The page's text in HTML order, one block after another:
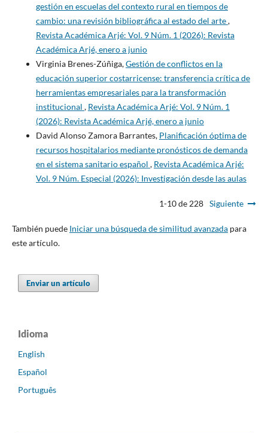
gestión en escuelas del contexto rural en tiempos de
cambio: una revisión bibliográfica al estado del arte,
Revista Académica Arjé: Vol. 9 Núm. 1 (2026): Revista
Académica Arjé, enero a junio
Virginia Brenes-Zúñiga,Gestión de conflictos en la
educación superior costarricense: transferencia crítica de
herramientas empresariales para la transformación
institucional , Revista Académica Arjé: Vol. 9 Núm. 1
(2026): Revista Académica Arjé, enero a junio
David Alonso Zamora Barrantes, Planificación óptima de
recursos hospitalarios mediante pronósticos de demanda
en el sistema sanitario español , Revista Académica Arjé:
Vol. 9 Núm. Especial (2026): Investigación desde las aulas
1-10 de 228 Siguiente
También puede Iniciar una búsqueda de similitud avanzadapara
este artículo.
Enviar un artículo
Idioma
English
Español
Português